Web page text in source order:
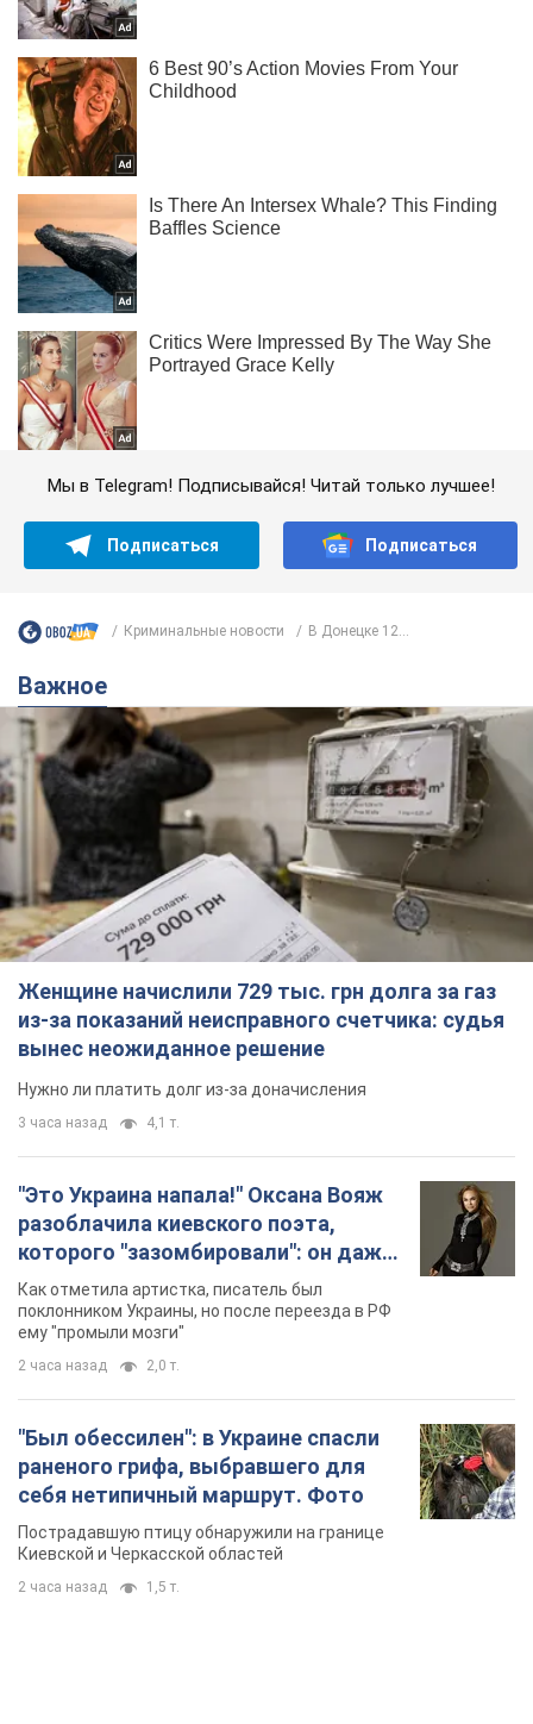
Мы в Telegram! Подписывайся! Читай только лучшее!
Подписаться Подписаться
Криминальные новости В Донецке 12...
Важное
Женщине начислили 729 тыс. грн долга за газ
из-за показаний неисправного счетчика: судья
вынес неожиданное решение
Нужно ли платить долг из-за доначисления
3 часа назад 4,1 т.
"Это Украина напала!" Оксана Вояж
разоблачила киевского поэта,
которого "зазомбировали": он даже
русского не знал, а теперь хочет
геноцида украинцев
Как отметила артистка, писатель был
поклонником Украины, но после переезда в РФ
ему "промыли мозги"
2 часа назад 2,0 т.
"Был обессилен": в Украине спасли
раненого грифа, выбравшего для
себя нетипичный маршрут. Фото
Пострадавшую птицу обнаружили на границе
Киевской и Черкасской областей
2 часа назад 1,5 т.